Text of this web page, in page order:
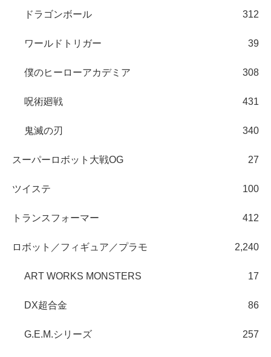
ドラゴンボール 312
ワールドトリガー 39
僕のヒーローアカデミア 308
呪術廻戦 431
鬼滅の刃 340
スーパーロボット大戦OG 27
ツイステ 100
トランスフォーマー 412
ロボット／フィギュア／プラモ 2,240
ART WORKS MONSTERS 17
DX超合金 86
G.E.M.シリーズ 257